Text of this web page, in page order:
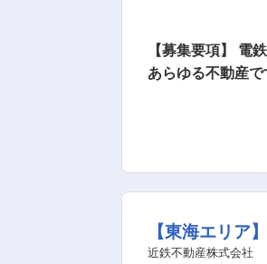
【募集要項】
あらゆる不動産です
では「問い合わ
ンション、土地
事です。 売却物
【東海エリア
近鉄不動産株式会社